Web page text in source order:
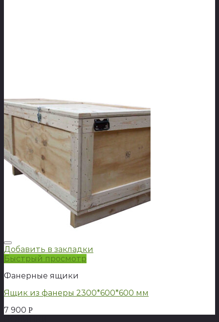
Добавить в закладки
Быстрый просмотр
Фанерные ящики
Ящик из фанеры 2300*600*600 мм
7 900 Р